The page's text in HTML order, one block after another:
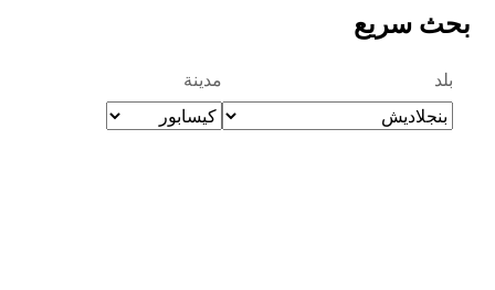
بحث سريع
بلد مدينة